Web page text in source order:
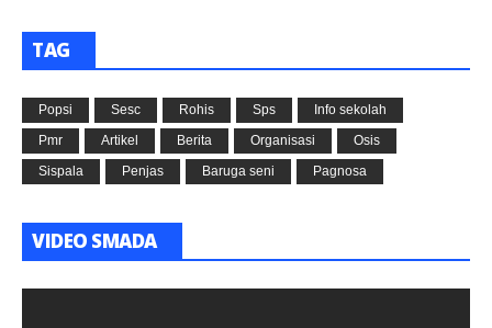
TAG
Popsi Sesc Rohis Sps
Info sekolah
Pmr
Artikel Berita Organisasi
Osis
Sispala
Penjas Baruga seni Pagnosa
VIDEO SMADA